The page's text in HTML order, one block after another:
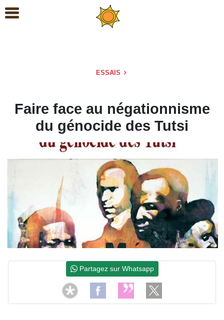
ESSAIS
Faire face au négationnisme
du génocide des Tutsi
Partagez sur Whatsapp